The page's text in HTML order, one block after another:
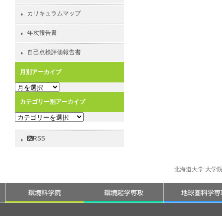
カリキュラムマップ
年次報告書
自己点検評価報告書
月別アーカイブ
月
ー
カ
イ
カテゴリー別アーカイブ
カ
ゴ
カ
RSS
北海道大学 大学